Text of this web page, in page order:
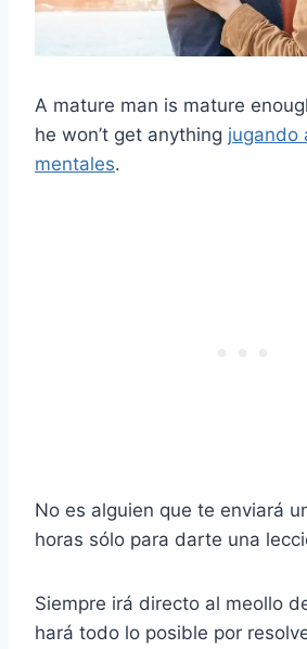
A mature man is mature
he won’t get anything jugando
mentales.
No es alguien que te enviará
horas sólo para darte una
Siempre irá directo al meollo
hará todo lo posible por